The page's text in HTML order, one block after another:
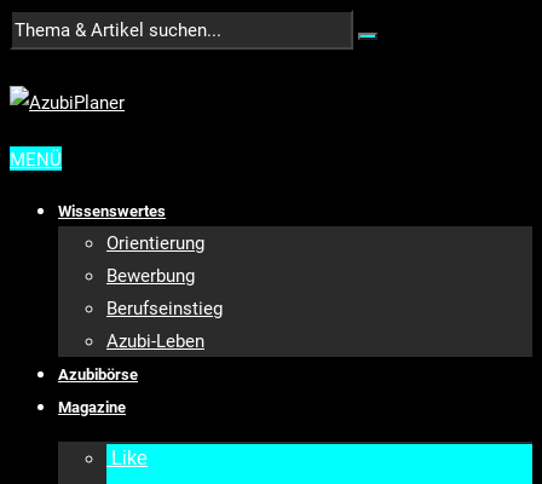
MENÜ
Wissenswertes
Orientierung
Bewerbung
Berufseinstieg
Azubi-Leben
Azubibörse
Magazine
Like